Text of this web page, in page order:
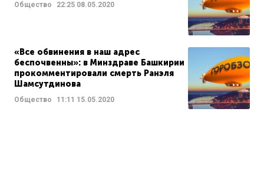
Общество 22:25 08.05.2020
«Все обвинения в наш адрес
беспочвенны»: в Минздраве Башкирии
прокомментировали смерть Ранэля
Шамсутдинова
Общество 11:11 15.05.2020